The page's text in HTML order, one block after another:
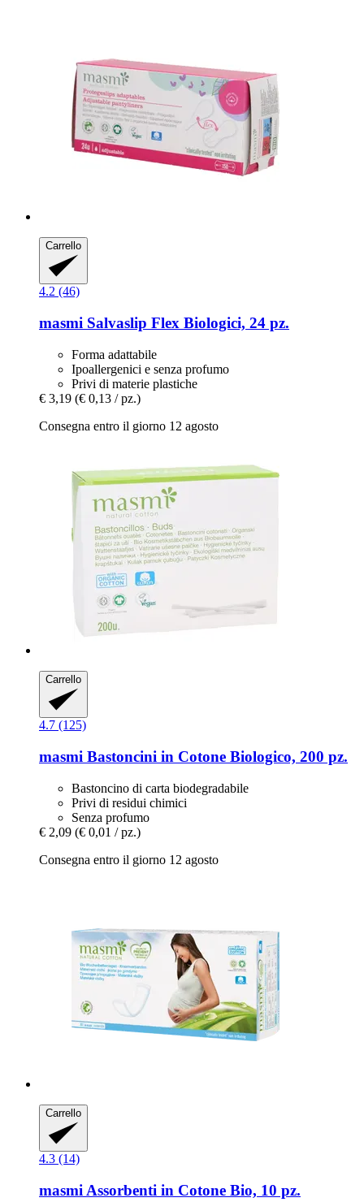
Carrello
4.2 (46)
masmi Salvaslip Flex Biologici, 24 pz.
Forma adattabile
Ipoallergenici e senza profumo
Privi di materie plastiche
€ 3,19 (€ 0,13 / pz.)
Consegna entro il giorno 12 agosto
Carrello
4.7 (125)
masmi Bastoncini in Cotone Biologico, 200 pz.
Bastoncino di carta biodegradabile
Privi di residui chimici
Senza profumo
€ 2,09 (€ 0,01 / pz.)
Consegna entro il giorno 12 agosto
Carrello
4.3 (14)
masmi Assorbenti in Cotone Bio, 10 pz.